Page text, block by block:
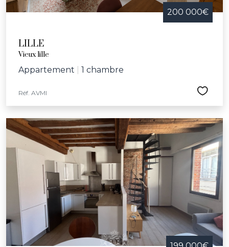
200 000€
LILLE
Vieux lille
Appartement 1 chambre
Réf. AVMI